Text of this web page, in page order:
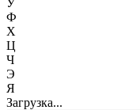
Ф
Х
Ц
Ч
Э
Я
Загрузка...